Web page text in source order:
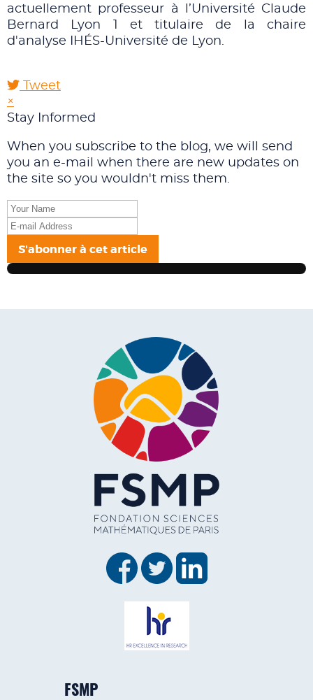
actuellement professeur à l’Université Claude
Bernard Lyon 1 et titulaire de la chaire
d'analyse IHÉS-Université de Lyon.
Tweet
×
Stay Informed
When you subscribe to the blog, we will send
you an e-mail when there are new updates on
the site so you wouldn't miss them.
Your
Name
E-
Address
S'abonner à cet article
FSMP